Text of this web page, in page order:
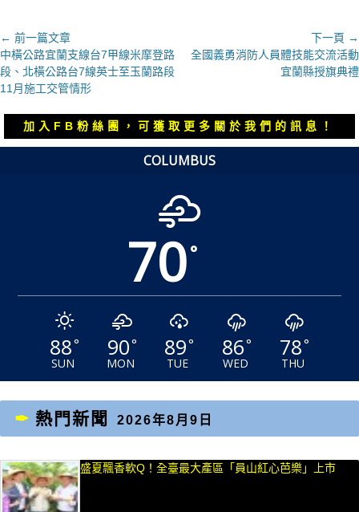
文
章
導
覽
← 前一篇文章
上
一
篇
中橫公路宜蘭支線台7甲線米摩登路
段、北橫公路台7線英士至玉蘭路段
11月施工交管情形
下一頁 →
章：
全國義勇消防人員體技能交流活動
宜蘭縣授旗典禮
加入FB粉絲團，可獲取更多關於我們的訊息！
COLUMBUS
70°
88°
SUN
90°
MON
89°
TUE
86°
WED
78°
THU
熱門新聞 2026年8月9日
盛夏飄香軟Q！全臺最大產區「員山紅心芭樂」上市